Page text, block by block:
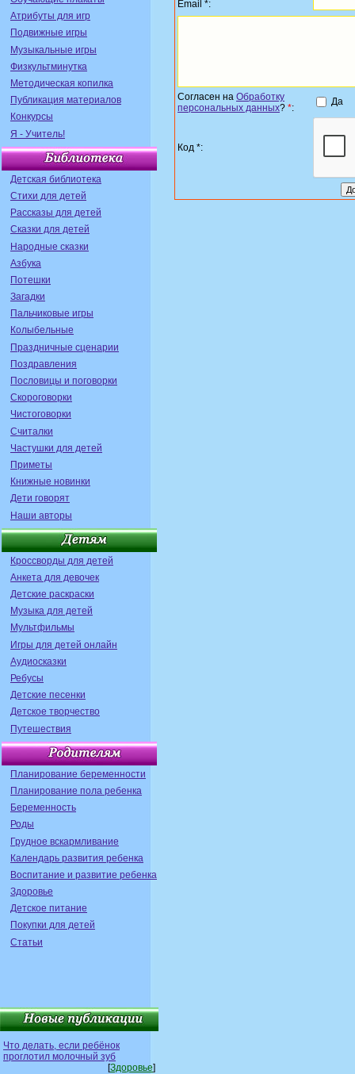
Атрибуты для игр
Подвижные игры
Музыкальные игры
Физкультминутка
Методическая копилка
Публикация материалов
Конкурсы
Я - Учитель!
Детская библиотека
Стихи для детей
Рассказы для детей
Сказки для детей
Народные сказки
Азбука
Потешки
Загадки
Пальчиковые игры
Колыбельные
Праздничные сценарии
Поздравления
Пословицы и поговорки
Скороговорки
Чистоговорки
Считалки
Частушки для детей
Приметы
Книжные новинки
Дети говорят
Наши авторы
Кроссворды для детей
Анкета для девочек
Детские раскраски
Музыка для детей
Мультфильмы
Игры для детей онлайн
Аудиосказки
Ребусы
Детские песенки
Детское творчество
Путешествия
Планирование беременности
Планирование пола ребенка
Беременность
Роды
Грудное вскармливание
Календарь развития ребенка
Воспитание и развитие ребенка
Здоровье
Детское питание
Покупки для детей
Статьи
Что делать, если ребёнок
проглотил молочный зуб
[Здоровье]
Email *:
Согласен на Обработку
персональных данных? *:
Да
Код *: